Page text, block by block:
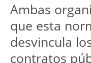
Ambas
que esta
desvincula
contratos